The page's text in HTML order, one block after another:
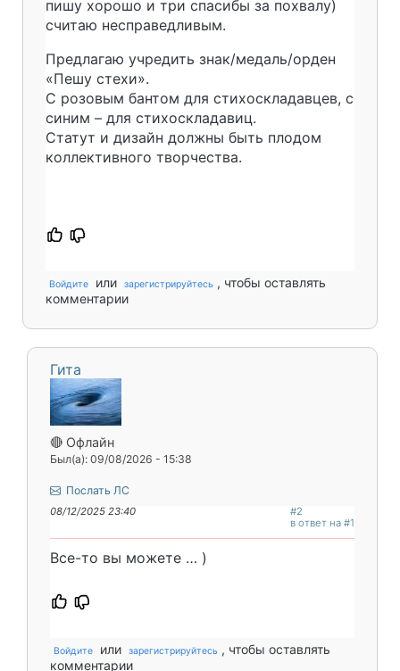
пишу хорошо и три спасибы за похвалу)
считаю несправедливым.
Предлагаю учредить знак/медаль/орден
«Пешу стехи».
С розовым бантом для стихоскладавцев, с
синим – для стихоскладавиц.
Статут и дизайн должны быть плодом
коллективного творчества.
Войдите или зарегистрируйтесь , чтобы оставлять
комментарии
Гита
🔴 Офлайн
Был(а): 09/08/2026 - 15:38
Послать ЛС
08/12/2025 23:40
#2
в ответ на #1
Все-то вы можете … )
Войдите или зарегистрируйтесь , чтобы оставлять
комментарии